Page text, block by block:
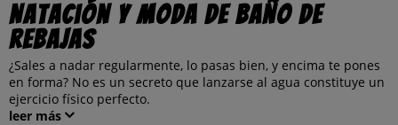
Natación y moda de baño de
rebajas
¿Sales a nadar regularmente, lo pasas bien, y encima te pones
en forma? No es un secreto que lanzarse al agua constituye un
ejercicio físico perfecto.
leer más